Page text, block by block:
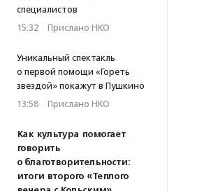
специалистов
15:32 · Прислано НКО
Уникальный спектакль
о первой помощи «Гореть
звездой» покажут в Пушкино
13:58 · Прислано НКО
Как культура помогает
говорить
о благотворительности:
итоги второго «Теплого